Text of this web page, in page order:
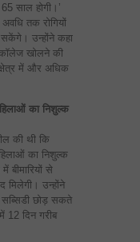
साल होगी।’
तक रोगियों
उन्होंने कहा
खोलने की
में और अधिक
का निशुल्क
की थी कि
का निशुल्क
बीमारियों से
उन्होंने
सब्सिडी छोड़ सकते
12 दिन गरीब